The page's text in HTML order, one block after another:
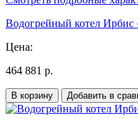
Водогрейный котел
Цена:
464 881 р.
В корзину Добавить в